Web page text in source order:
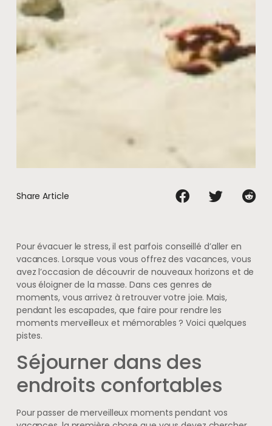
Share Article
Pour évacuer le stress, il est parfois conseillé d’aller en
vacances. Lorsque vous vous offrez des vacances, vous
avez l’occasion de découvrir de nouveaux horizons et de
vous éloigner de la masse. Dans ces genres de
moments, vous arrivez à retrouver votre joie. Mais,
pendant les escapades, que faire pour rendre les
moments merveilleux et mémorables ? Voici quelques
pistes.
Séjourner dans des
endroits confortables
Pour passer de merveilleux moments pendant vos